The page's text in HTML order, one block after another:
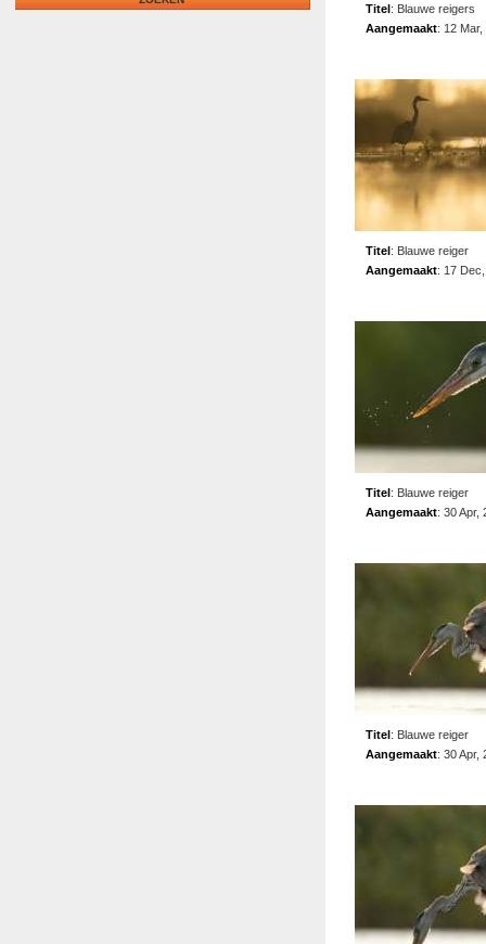
Titel: Blauwe reigers
Aangemaakt: 12 Mar,
Titel: Blauwe reiger
Aangemaakt: 17
Titel: Blauwe reiger
Aangemaakt: 30 Apr,
Titel: Blauwe reiger
Aangemaakt: 30 Apr,